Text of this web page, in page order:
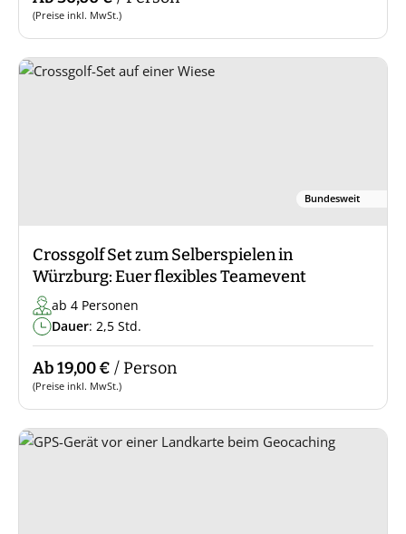
(Preise inkl. MwSt.)
Bundesweit
Crossgolf Set zum Selberspielen in
Würzburg: Euer flexibles Teamevent
ab 4 Personen
Dauer: 2,5 Std.
Ab 19,00 € / Person
(Preise inkl. MwSt.)